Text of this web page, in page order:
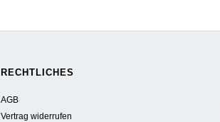
RECHTLICHES
AGB
Vertrag widerrufen